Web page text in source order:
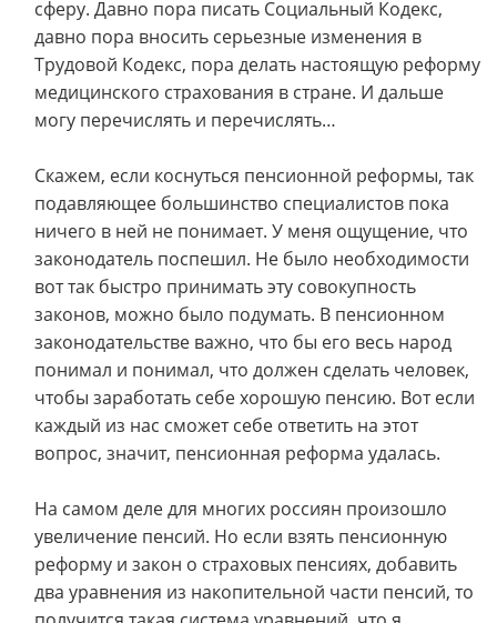
сферу. Давно пора писать Социальный Кодекс,
давно пора вносить серьезные изменения в
Трудовой Кодекс, пора делать настоящую реформу
медицинского страхования в стране. И дальше
могу перечислять и перечислять…
Скажем, если коснуться пенсионной реформы, так
подавляющее большинство специалистов пока
ничего в ней не понимает. У меня ощущение, что
законодатель поспешил. Не было необходимости
вот так быстро принимать эту совокупность
законов, можно было подумать. В пенсионном
законодательстве важно, что бы его весь народ
понимал и понимал, что должен сделать человек,
чтобы заработать себе хорошую пенсию. Вот если
каждый из нас сможет себе ответить на этот
вопрос, значит, пенсионная реформа удалась.
На самом деле для многих россиян произошло
увеличение пенсий. Но если взять пенсионную
реформу и закон о страховых пенсиях, добавить
два уравнения из накопительной части пенсий, то